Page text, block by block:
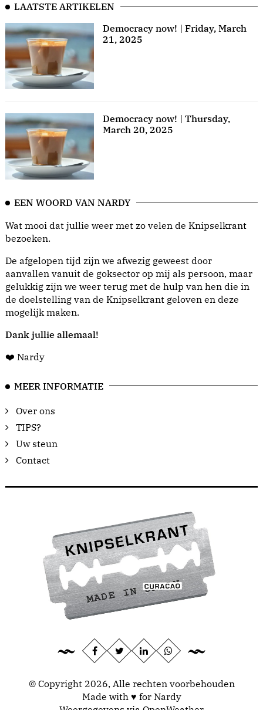
LAATSTE ARTIKELEN
Democracy now! | Friday, March
21, 2025
Democracy now! | Thursday,
March 20, 2025
EEN WOORD VAN NARDY
Wat mooi dat jullie weer met zo velen de Knipselkrant
bezoeken.
De afgelopen tijd zijn we afwezig geweest door
aanvallen vanuit de goksector op mij als persoon, maar
gelukkig zijn we weer terug met de hulp van hen die in
de doelstelling van de Knipselkrant geloven en deze
mogelijk maken.
Dank jullie allemaal!
❤️ Nardy
MEER INFORMATIE
Over ons
TIPS?
Uw steun
Contact
© Copyright 2026, Alle rechten voorbehouden
Made with ♥ for Nardy